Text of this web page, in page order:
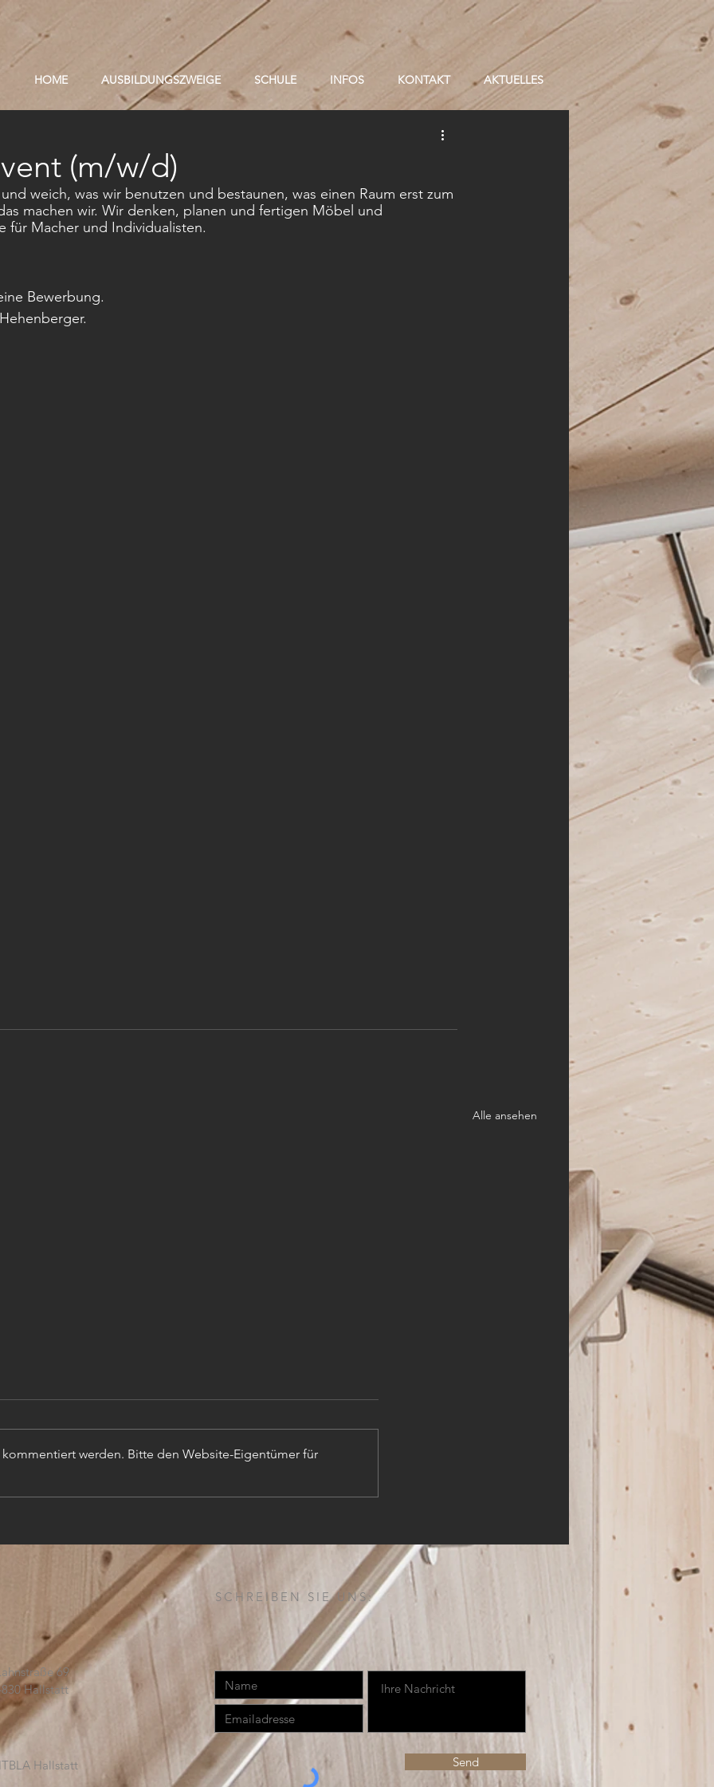
HOME AUSBILDUNGSZWEIGE SCHULE INFOS KONTAKT AKTUELLES
(m/w/d)
weich, was wir benutzen und bestaunen, was einen Raum erst zum
machen wir. Wir denken, planen und fertigen Möbel und
für Macher und Individualisten.
Bewerbung.
Alle ansehen
werden. Bitte den Website-Eigentümer für
69
Hallstatt
Hallstatt
SCHREIBEN SIE UNS:
Send